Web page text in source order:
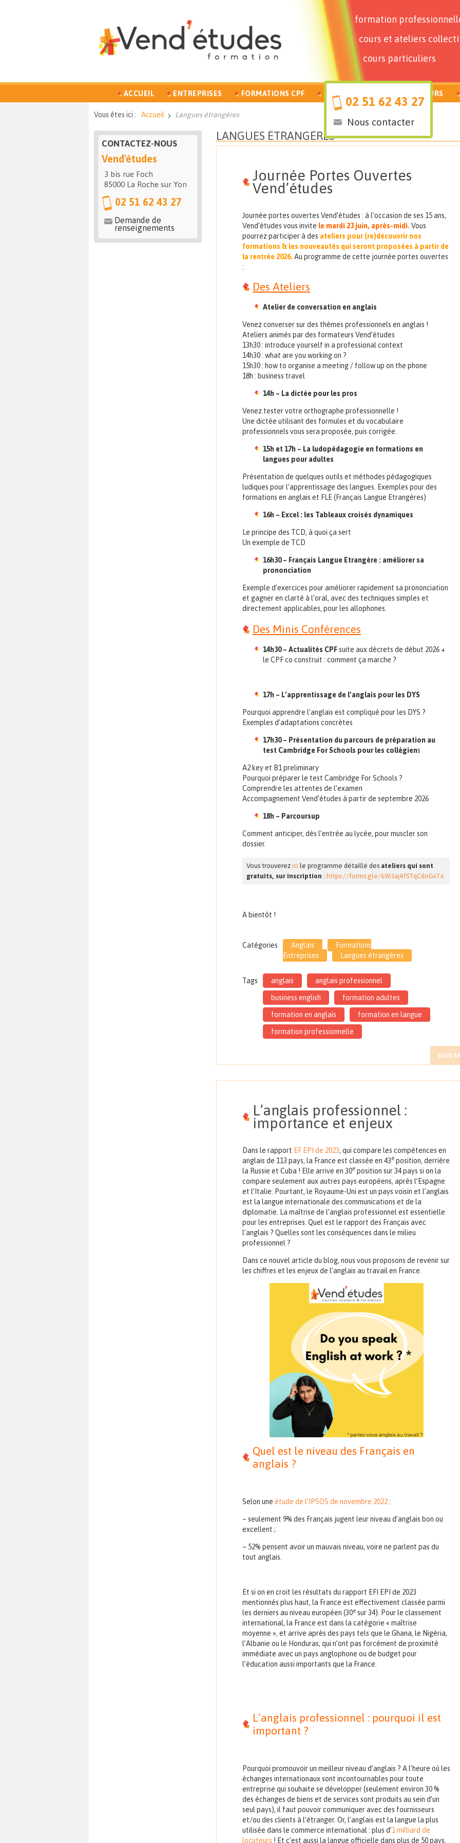
formation
cours et ateliers
cours particuliers
02 51 62 43 27
Nous contacter
ACCUEIL ENTREPRISES FORMATIONS CPF PARTICULIERS FORMATEURS
Vous êtes ici : Accueil Langues étrangères
LANGUES ÉTRANGÈRES
Journée Portes Ouvertes
Vend’études
Journée portes ouvertes Vend’études : à l’occasion de ses 15 ans,
Vend’études vous invite le mardi 23 juin, après-midi. Vous
pourrez participer à des ateliers pour (re)découvrir nos
formations & les nouveautés qui seront proposées à partir de
la rentrée 2026. Au programme de cette journée portes ouvertes
:
Des Ateliers
Atelier de conversation en anglais
Venez converser sur des thèmes professionnels en anglais !
Ateliers animés par des formateurs Vend’études
13h30 : introduce yourself in a professional context
14h30 : what are you working on ?
15h30 : how to organise a meeting / follow up on the phone
18h : business travel
14h – La dictée pour les pros
Venez tester votre orthographe professionnelle !
Une dictée utilisant des formules et du vocabulaire
professionnels vous sera proposée, puis corrigée.
15h et 17h – La ludopédagogie en formations en
langues pour adultes
Présentation de quelques outils et méthodes pédagogiques
ludiques pour l’apprentissage des langues. Exemples pour des
formations en anglais et FLE (Français Langue Etrangères)
16h – Excel : les Tableaux croisés dynamiques
Le principe des TCD, à quoi ça sert
Un exemple de TCD
16h30 – Français Langue Etrangère : améliorer sa
prononciation
Exemple d’exercices pour améliorer rapidement sa prononciation
et gagner en clarté à l’oral, avec des techniques simples et
directement applicables, pour les allophones.
Des Minis Conférences
14h30 – Actualités CPFsuite aux décrets de début 2026 +
le CPF co construit : comment ça marche ?
17h – L’apprentissage de l’anglais pour les DYS
Pourquoi apprendre l’anglais est compliqué pour les DYS ?
Exemples d’adaptations concrètes
17h30 – Présentation du parcours de préparation au
test Cambridge For Schools pour les collégiens
A2 key et B1 preliminary
Pourquoi préparer le test Cambridge For Schools ?
Comprendre les attentes de l’examen
Accompagnement Vend’études à partir de septembre 2026
18h – Parcoursup
Comment anticiper, dès l’entrée au lycée, pour muscler son
dossier.
Vous trouverezici le programme détaillé des ateliers qui sont
gratuits, sur inscription :https://forms.gle/6W3ajAfSTqCdoGsT6
A bientôt !
Catégories Anglais
Formations
Entreprises
Langues étrangères
Tags anglais anglais professionnel
business english formation adultes
formation en anglais formation en langue
formation professionnelle
L’anglais professionnel :
importance et enjeux
Dans le rapport EF EPI de 2023, qui compare les compétences en
anglais de 113 pays, la France est classée en 43eposition, derrière
la Russie et Cuba ! Elle arrive en 30eposition sur 34 pays si on la
compare seulement aux autres pays européens, après l’Espagne
et l’Italie. Pourtant, le Royaume-Uni est un pays voisin et l’anglais
est la langue internationale des communications et de la
diplomatie. La maîtrise de l’anglais professionnel est essentielle
pour les entreprises. Quel est le rapport des Français avec
l’anglais ? Quelles sont les conséquences dans le milieu
professionnel ?
Dans ce nouvel article du blog, nous vous proposons de revenir sur
les chiffres et les enjeux de l’anglais au travail en France.
Quel est le niveau des Français en
anglais ?
Selon une étude de l’IPSOS de novembre 2022:
– seulement 9% des Français jugent leur niveau d’anglais bon ou
excellent ;
– 52% pensent avoir un mauvais niveau, voire ne parlent pas du
tout anglais.
Et si on en croit les résultats du rapport EFI EPI de 2023
mentionnés plus haut, la France est effectivement classée parmi
les derniers au niveau européen (30esur 34). Pour le classement
international, la France est dans la catégorie « maîtrise
moyenne », et arrive après des pays tels que le Ghana, le Nigéria,
l’Albanie ou le Honduras, qui n’ont pas forcément de proximité
immédiate avec un pays anglophone ou de budget pour
l’éducation aussi importants que la France.
L’anglais professionnel : pourquoi il est
important ?
Pourquoi promouvoir un meilleur niveau d’anglais ? A l’heure où les
échanges internationaux sont incontournables pour toute
entreprise qui souhaite se développer (seulement environ 30 %
des échanges de biens et de services sont produits au sein d’un
seul pays), il faut pouvoir communiquer avec des fournisseurs
et/ou des clients à l’étranger. Or, l’anglais est la langue la plus
utilisée dans le commerce international : plus d’1 milliard de
locuteurs ! Et c’est aussi la langue officielle dans plus de 50 pays,
CONTACTEZ-NOUS
Vend'études
3 bis rue Foch
85000 La Roche sur Yon
02 51 62 43 27
Demande de
renseignements